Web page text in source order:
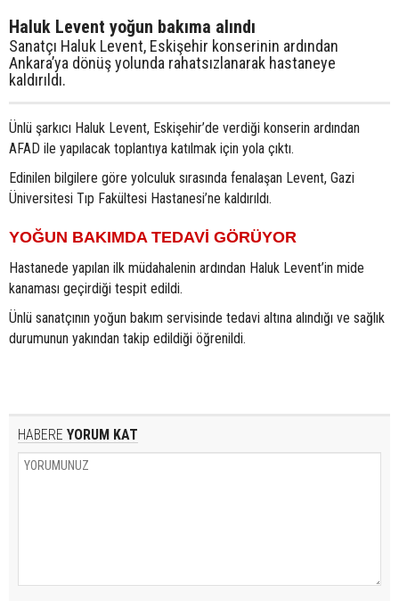
Haluk Levent yoğun bakıma alındı
Sanatçı Haluk Levent, Eskişehir konserinin ardından
Ankara’ya dönüş yolunda rahatsızlanarak hastaneye
kaldırıldı.
Ünlü şarkıcı Haluk Levent, Eskişehir’de verdiği konserin ardından
AFAD ile yapılacak toplantıya katılmak için yola çıktı.
Edinilen bilgilere göre yolculuk sırasında fenalaşan Levent, Gazi
Üniversitesi Tıp Fakültesi Hastanesi’ne kaldırıldı.
YOĞUN BAKIMDA TEDAVİ GÖRÜYOR
Hastanede yapılan ilk müdahalenin ardından Haluk Levent’in mide
kanaması geçirdiği tespit edildi.
Ünlü sanatçının yoğun bakım servisinde tedavi altına alındığı ve sağlık
durumunun yakından takip edildiği öğrenildi.
HABERE YORUM KAT